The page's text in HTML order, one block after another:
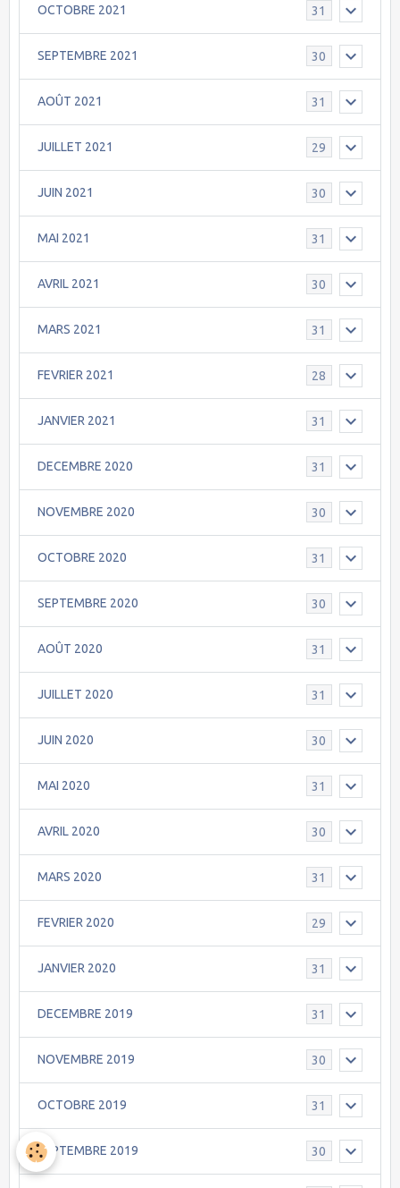
OCTOBRE 2021 31
SEPTEMBRE 2021 30
AOÛT 2021 31
JUILLET 2021 29
JUIN 2021 30
MAI 2021 31
AVRIL 2021 30
MARS 2021 31
FEVRIER 2021 28
JANVIER 2021 31
DECEMBRE 2020 31
NOVEMBRE 2020 30
OCTOBRE 2020 31
SEPTEMBRE 2020 30
AOÛT 2020 31
JUILLET 2020 31
JUIN 2020 30
MAI 2020 31
AVRIL 2020 30
MARS 2020 31
FEVRIER 2020 29
JANVIER 2020 31
DECEMBRE 2019 31
NOVEMBRE 2019 30
OCTOBRE 2019 31
SEPTEMBRE 2019 30